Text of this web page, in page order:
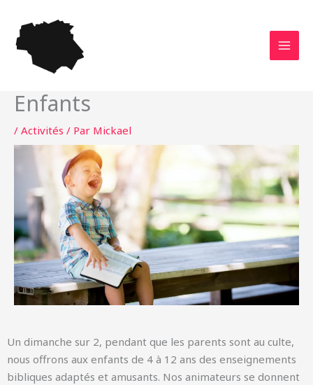
contenu
Enfants
/ Activités / Par Mickael
Un dimanche sur 2, pendant que les parents sont au culte,
nous offrons aux enfants de 4 à 12 ans des enseignements
bibliques adaptés et amusants. Nos animateurs se donnent